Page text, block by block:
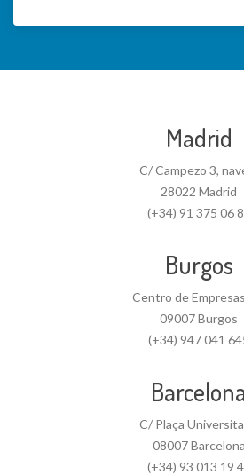
Madrid
C/ Campezo 3,
28022 Madrid
(+34) 91 375 06
Burgos
Centro de
09007 Burgos
(+34) 947 041
C/ Plaça
08007 Barcelona
(+34) 93 013 19